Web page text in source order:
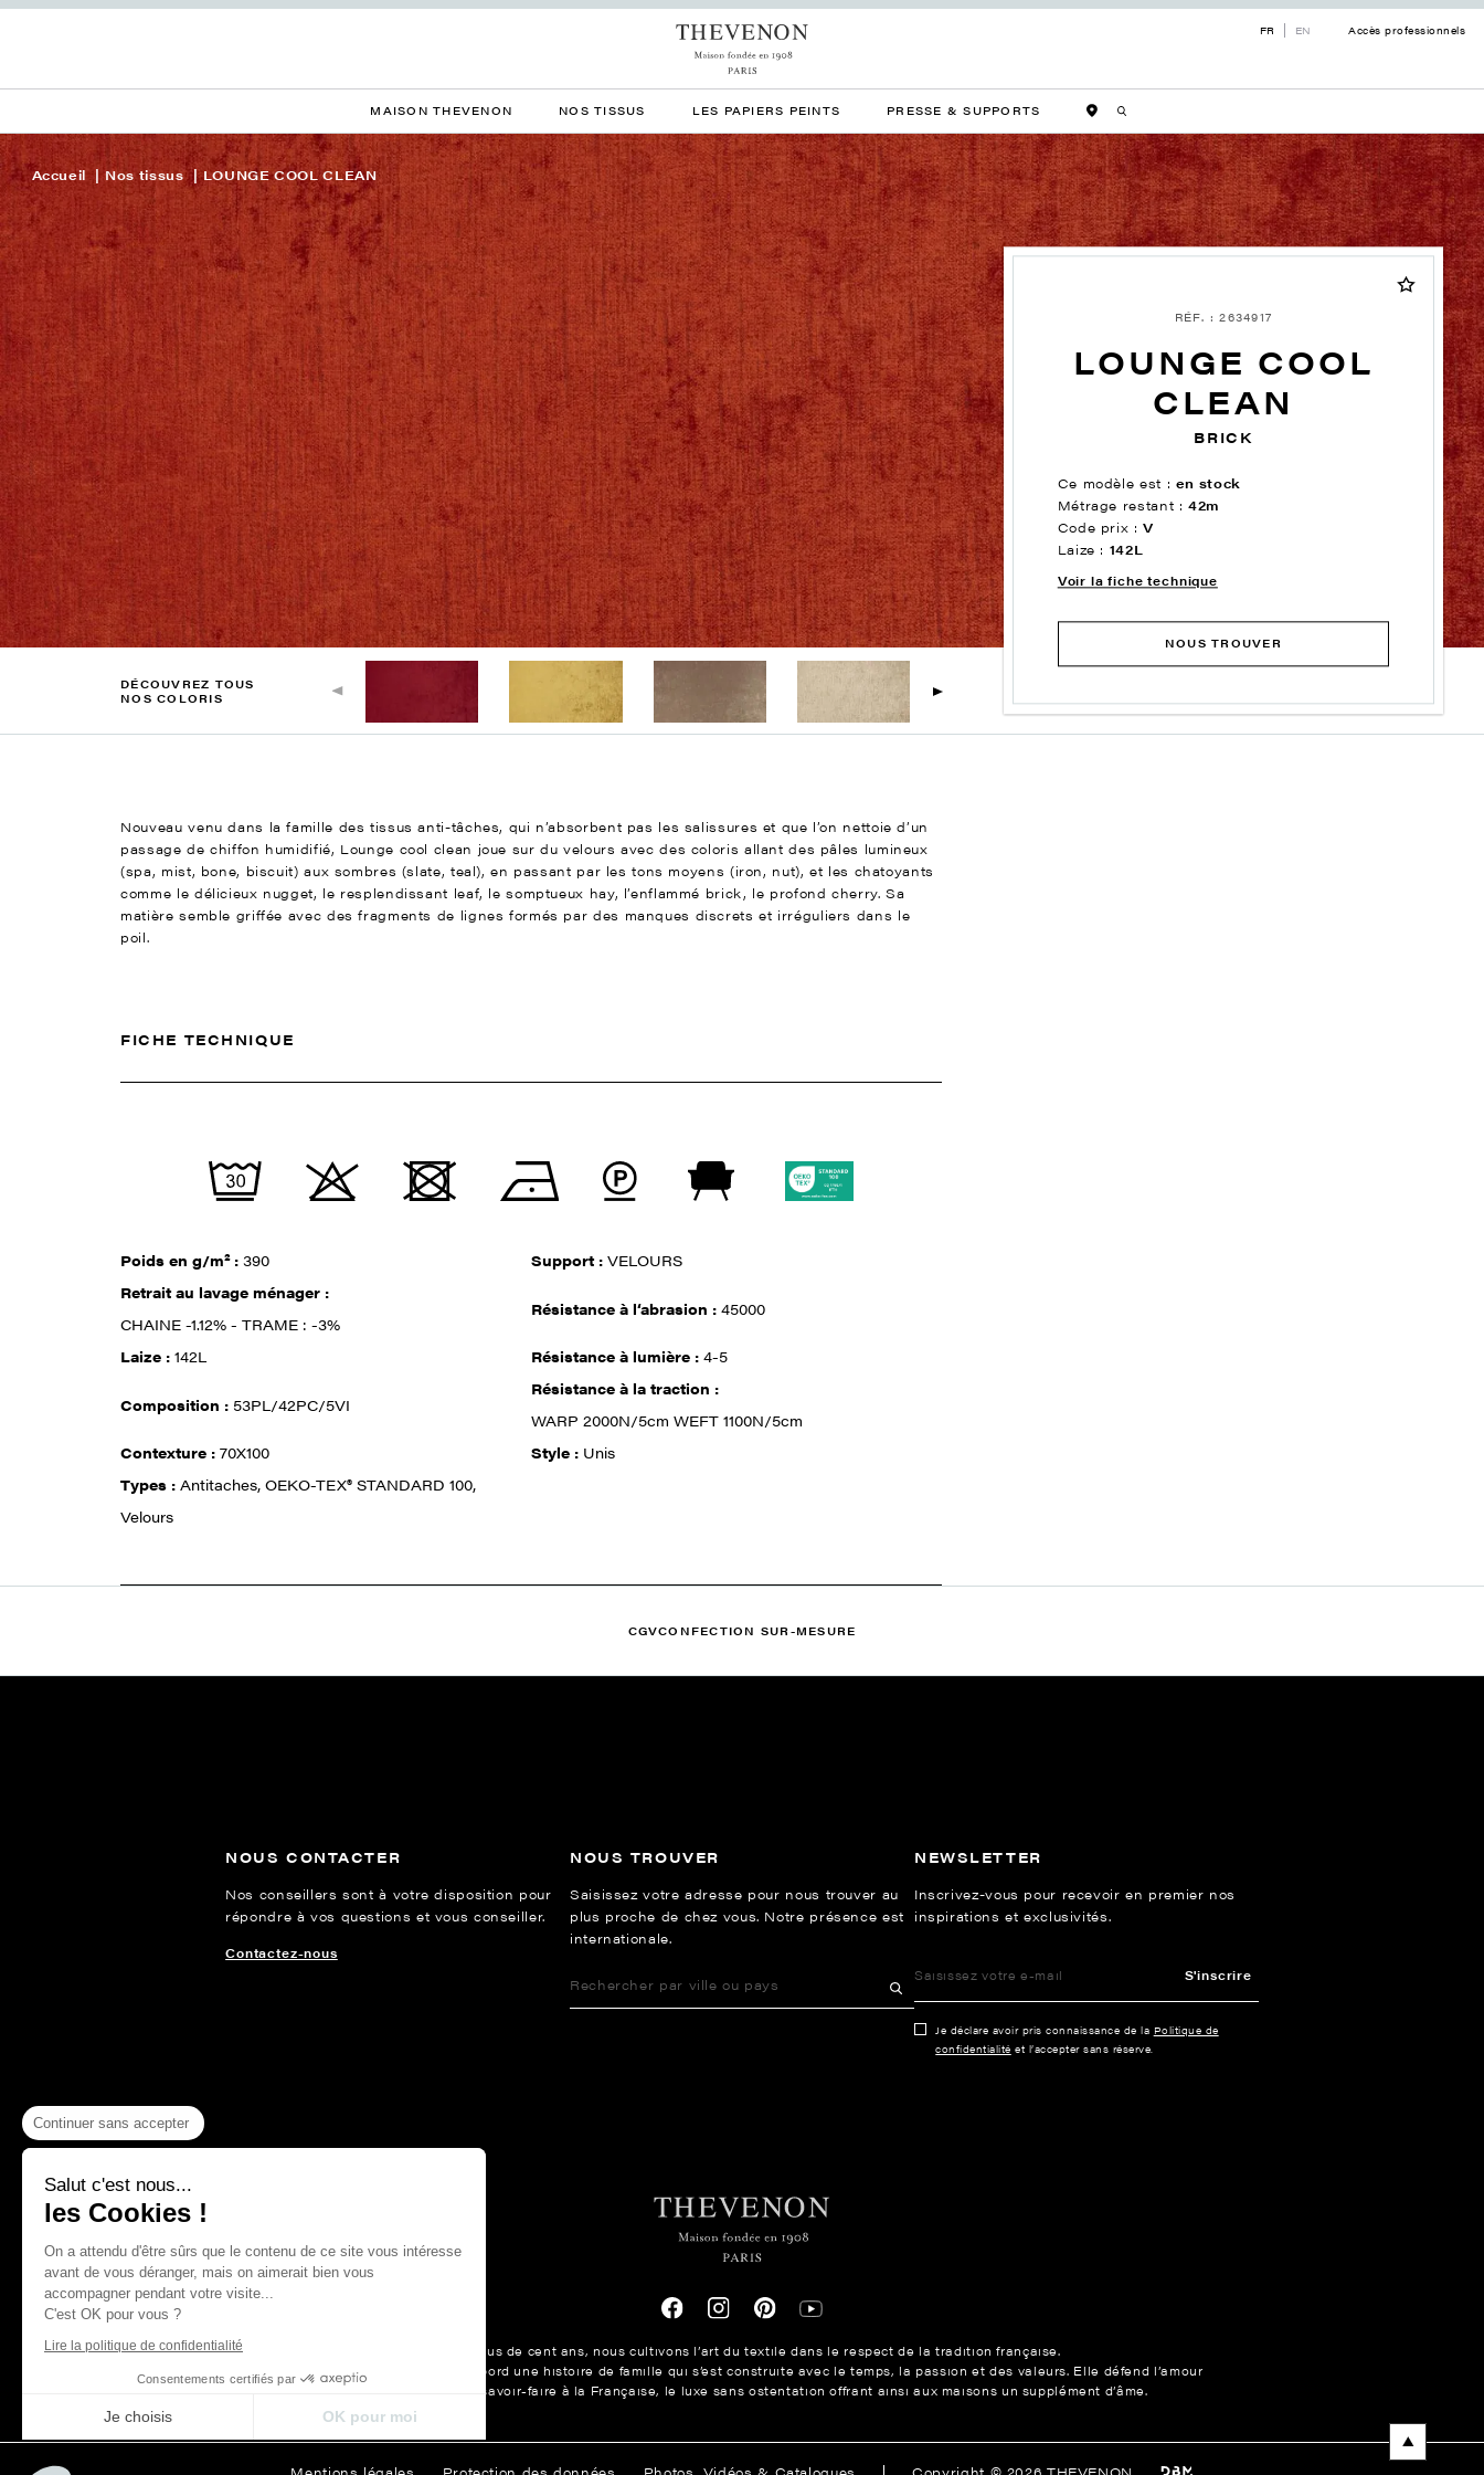
FR EN Accès professionnels
MAISON THEVENON NOS TISSUS LES PAPIERS PEINTS PRESSE & SUPPORTS
Accueil Nos tissus LOUNGE COOL CLEAN
RÉF. : 2634917
LOUNGE COOL
CLEAN
BRICK
Ce modèle est : en stock
Métrage restant :42m
Code prix :V
Laize : 142L
Voir la fiche technique
NOUS TROUVER
DÉCOUVREZ TOUS
NOS COLORIS
Nouveau venu dans la famille des tissus anti-tâches, qui n’absorbent pas les salissures et que l’on nettoie d’un
passage de chiffon humidifié, Lounge cool clean joue sur du velours avec des coloris allant des pâles lumineux
(spa, mist, bone, biscuit) aux sombres (slate, teal), en passant par les tons moyens (iron, nut), et les chatoyants
comme le délicieux nugget, le resplendissant leaf, le somptueux hay, l’enflammé brick, le profond cherry. Sa
matière semble griffée avec des fragments de lignes formés par des manques discrets et irréguliers dans le
poil.
FICHE TECHNIQUE
Poids en g/m² :390 Support :VELOURS
Retrait au lavage ménager :
CHAINE -1.12% - TRAME : -3%
Résistance à l‘abrasion :45000
Laize :142L Résistance à lumière :4-5
Composition : 53PL/42PC/5VI
Résistance à la traction :
WARP 2000N/5cm WEFT 1100N/5cm
Contexture :70X100 Style : Unis
Types :Antitaches, OEKO-TEX® STANDARD 100,
Velours
CGVCONFECTION SUR-MESURE
NOUS CONTACTER
Nos conseillers sont à votre disposition pour
répondre à vos questions et vous conseiller.
Contactez-nous
NOUS TROUVER
Saisissez votre adresse pour nous trouver au
plus proche de chez vous. Notre présence est
internationale.
NEWSLETTER
Inscrivez-vous pour recevoir en premier nos
inspirations et exclusivités.
S'inscrire
Je déclare avoir pris connaissance de la Politique de
confidentialité et l’accepter sans réserve.
Depuis plus de cent ans, nous cultivons l’art du textile dans le respect de la tradition française.
La Maison Thevenon c’est d’abord une histoire de famille qui s’est construite avec le temps, la passion et des valeurs. Elle défend l’amour
des belles choses, le savoir-faire à la Française, le luxe sans ostentation offrant ainsi aux maisons un supplément d’âme.
Mentions légales Protection des données Photos, Vidéos & Catalogues Copyright © 2026 THEVENON
Continuer sans accepter
Salut c'est nous...
les Cookies !
On a attendu d'être sûrs que le contenu de ce site vous intéresse
avant de vous déranger, mais on aimerait bien vous
accompagner pendant votre visite...
C'est OK pour vous ?
Lire la politique de confidentialité
Consentements certifiés par
Je choisis OK pour moi